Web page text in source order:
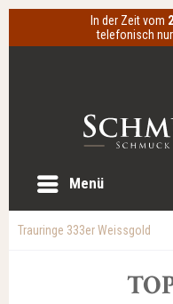
In der Zeit vom
telefonisch
Menü
Trauringe 333er Weissgold